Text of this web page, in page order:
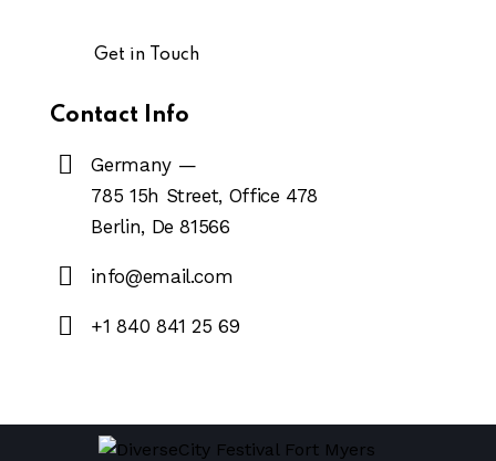
Contact Info
Germany —
785 15h Street, Office 478
Berlin, De 81566
info@email.com
+1 840 841 25 69